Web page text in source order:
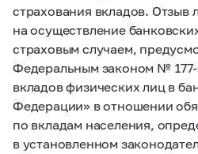
страхования вкладов. Отзыв
на осуществление
страховым случаем,
Федеральным законом №
вкладов физических лиц в
Федерации» в отношении
по вкладам населения,
в установленном